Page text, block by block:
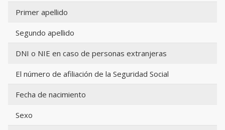
Primer apellido
Segundo apellido
DNI o NIE en caso de personas extranjeras
El número de afiliación de la Seguridad Social
Fecha de nacimiento
Sexo